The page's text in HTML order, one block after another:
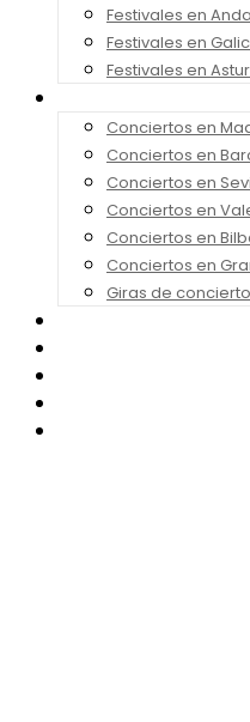
Festivales en
Festivales en
Festivales en
Conciertos en
Conciertos en
Conciertos en
Conciertos en
Conciertos en
Conciertos en
Giras de